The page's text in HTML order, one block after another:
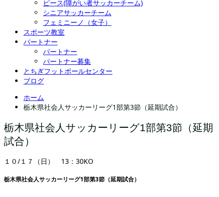
ピース(障がい者サッカーチーム)
シニアサッカーチーム
フェミニーノ（女子）
スポーツ教室
パートナー
パートナー
パートナー募集
とちぎフットボールセンター
ブログ
ホーム
栃木県社会人サッカーリーグ1部第3節（延期試合）
栃木県社会人サッカーリーグ1部第3節（延期
試合）
１０/１７（日） 13：30KO
栃木県社会人サッカーリーグ1部第3節（延期試合）